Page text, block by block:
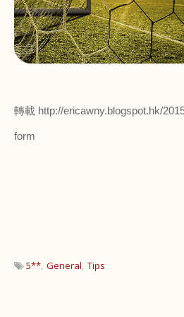
轉載 http://ericawny.blogspot.hk/
form
5** General Tips